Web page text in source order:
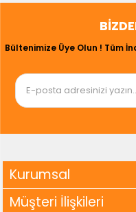
Bültenimize Üye Olun ! Tüm
Kurumsal
Müşteri İlişkileri